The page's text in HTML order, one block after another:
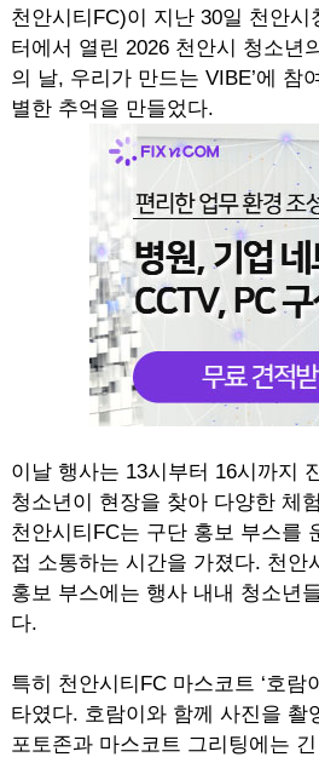
천안시티FC)이 지난 30일 천안시
터에서 열린 2026 천안시 청소년
의 날, 우리가 만드는 VIBE’에 참
별한 추억을 만들었다.
이날 행사는 13시부터 16시까지
청소년이 현장을 찾아 다양한 체
천안시티FC는 구단 홍보 부스를
접 소통하는 시간을 가졌다. 천안
홍보 부스에는 행사 내내 청소년
다.
특히 천안시티FC 마스코트 ‘호람
타였다. 호람이와 함께 사진을 촬
포토존과 마스코트 그리팅에는